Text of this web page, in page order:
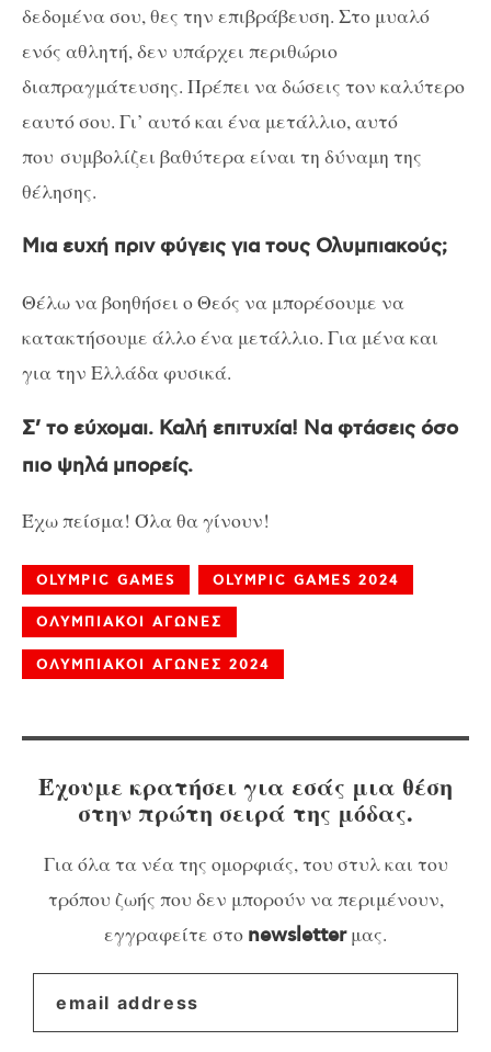
δεδομένα σου, θες την επιβράβευση. Στο μυαλό
ενός αθλητή, δεν υπάρχει περιθώριο
διαπραγμάτευσης. Πρέπει να δώσεις τον καλύτερο
εαυτό σου. Γι’ αυτό και ένα μετάλλιο, αυτό
που συμβολίζει βαθύτερα είναι τη δύναμη της
θέλησης.
Μια ευχή πριν φύγεις για τους Ολυμπιακούς;
Θέλω να βοηθήσει ο Θεός να μπορέσουμε να
κατακτήσουμε άλλο ένα μετάλλιο. Για μένα και
για την Ελλάδα φυσικά.
Σ’ το εύχομαι. Καλή επιτυχία! Να φτάσεις όσο
πιο ψηλά μπορείς.
Έχω πείσμα! Όλα θα γίνουν!
OLYMPIC GAMES OLYMPIC GAMES 2024
ΟΛΥΜΠΙΑΚΟΙ ΑΓΩΝΕΣ
ΟΛΥΜΠΙΑΚΟΙ ΑΓΩΝΕΣ 2024
Έχουμε κρατήσει για εσάς μια θέση
στην πρώτη σειρά της μόδας.
Για όλα τα νέα της ομορφιάς, του στυλ και του
τρόπου ζωής που δεν μπορούν να περιμένουν,
εγγραφείτε στο newsletterμας.